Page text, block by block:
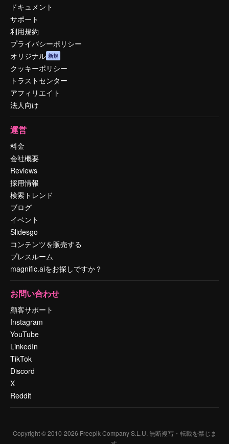
ドキュメント
サポート
利用規約
プライバシーポリシー
オリジナル 新規
クッキーポリシー
トラストセンター
アフィリエイト
法人向け
運営
料金
会社概要
Reviews
採用情報
検索トレンド
ブログ
イベント
Slidesgo
コンテンツを販売する
プレスルーム
magnific.aiをお探しですか？
お問い合わせ
顧客サポート
Instagram
YouTube
LinkedIn
TikTok
Discord
X
Reddit
Copyright © 2010-2026 Freepik Company S.L.U. 無断複写・転載を禁じま